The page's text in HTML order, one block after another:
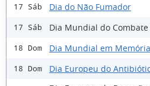
17 Sáb Dia do Não Fumador
17 Sáb Dia Mundial do
18 Dom Dia Mundial em
18 Dom Dia Europeu do